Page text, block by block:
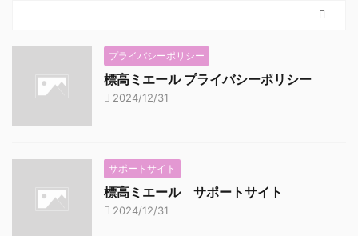
プライバシーポリシー
標高ミエール プライバシーポリシー
2024/12/31
サポートサイト
標高ミエール サポートサイト
2024/12/31